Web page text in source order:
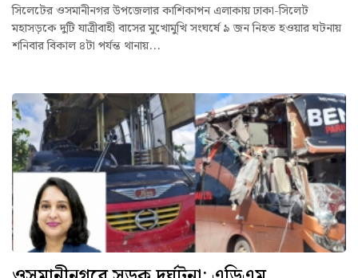
সিলেটের ওসমানীনগর উপজেলার কাশিকাপন এলাকায় ঢাকা-সিলেট
মহাসড়কে দুটি যাত্রীবাহী বাসের মুখোমুখি সংঘর্ষে ৯ জন নিহত হওয়ার ঘটনায়
শনিবার বিকাল ৪টা পর্যন্ত থানায়...